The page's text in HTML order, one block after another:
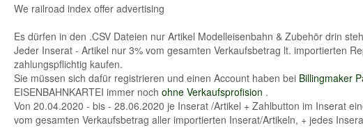
We railroad index offer advertising
Es dürfen in den .CSV Dateien nur Artikel Modelleisenbahn & Zubehör drin
Jeder Inserat - Artikel nur 3% vom gesamten Verkaufsbetrag lt. importierten
zahlungspflichtig kaufen.
Sie müssen sich dafür registrieren und einen Account haben bei Billingmaker
EISENBAHNKARTEI immer noch ohne Verkaufsprofision .
Von 20.04.2020 - bis - 28.06.2020 je Inserat /Artikel + Zahlbutton im Inserat
vom gesamten Verkaufsbetrag aller importierten Inserat/Artikeln, + jedes